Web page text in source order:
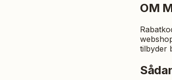
OM
tilbyder